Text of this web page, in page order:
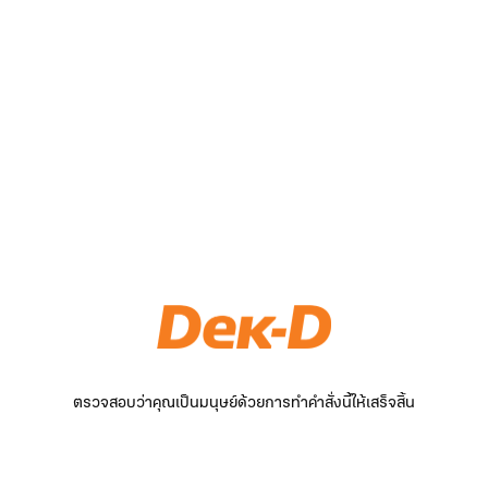
ตรวจสอบว่าคุณเป็นมนุษย์ด้วยการทำคำสั่งนี้ให้เสร็จสิ้น